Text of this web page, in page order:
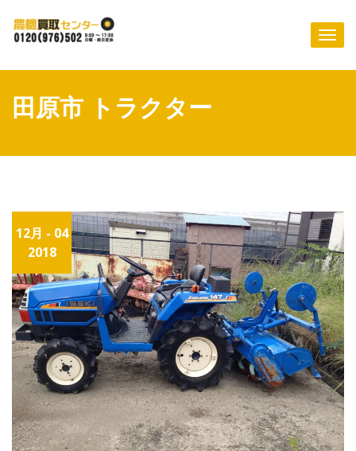
content
田原市 トラクター
12月 - 04
2018